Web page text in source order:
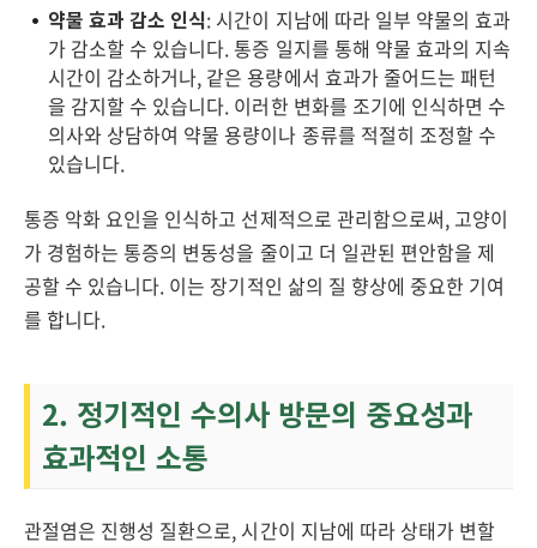
약물 효과 감소 인식: 시간이 지남에 따라 일부 약물의 효과
가 감소할 수 있습니다. 통증 일지를 통해 약물 효과의 지속
시간이 감소하거나, 같은 용량에서 효과가 줄어드는 패턴
을 감지할 수 있습니다. 이러한 변화를 조기에 인식하면 수
의사와 상담하여 약물 용량이나 종류를 적절히 조정할 수
있습니다.
통증 악화 요인을 인식하고 선제적으로 관리함으로써, 고양이
가 경험하는 통증의 변동성을 줄이고 더 일관된 편안함을 제
공할 수 있습니다. 이는 장기적인 삶의 질 향상에 중요한 기여
를 합니다.
2. 정기적인 수의사 방문의 중요성과
효과적인 소통
관절염은 진행성 질환으로, 시간이 지남에 따라 상태가 변할